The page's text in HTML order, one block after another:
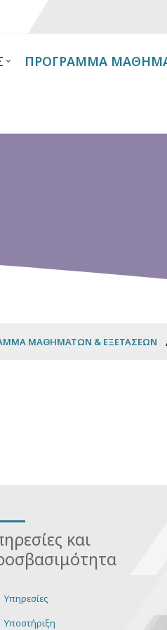
ΠΡΌΓΡΑΜΜΑ
ΜΑΘΗΜΆΤΩΝ & ΕΞΕΤΆΣΕΩΝ
και
Υπηρεσίες
Υποστήριξη